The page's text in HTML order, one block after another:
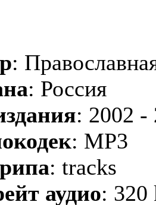
:
: Россия
: 2002 -
: MP3
: tracks
аудио: 320